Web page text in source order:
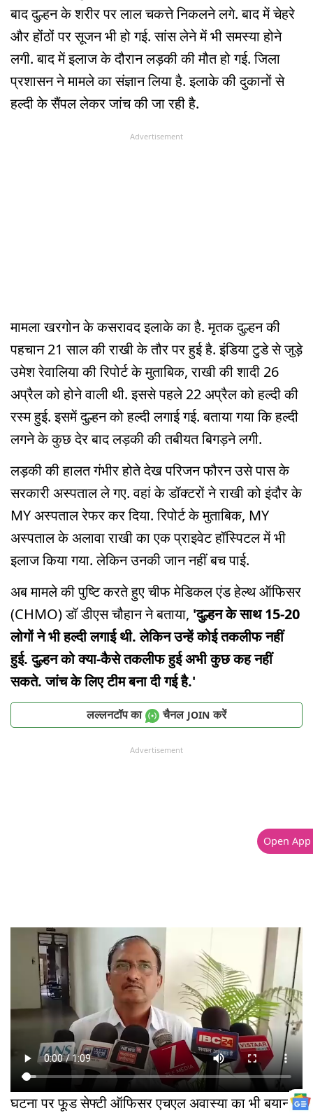
बाद दुल्हन के शरीर पर लाल चकत्ते निकलने लगे. बाद में चेहरे
और होंठों पर सूजन भी हो गई. सांस लेने में भी समस्या होने
लगी. बाद में इलाज के दौरान लड़की की मौत हो गई. जिला
प्रशासन ने मामले का संज्ञान लिया है. इलाके की दुकानों से
हल्दी के सैंपल लेकर जांच की जा रही है.
Advertisement
मामला खरगोन के कसरावद इलाके का है. मृतक दुल्हन की
पहचान 21 साल की राखी के तौर पर हुई है. इंडिया टुडे से जुड़े
उमेश रेवालिया की रिपोर्ट के मुताबिक, राखी की शादी 26
अप्रैल को होने वाली थी. इससे पहले 22 अप्रैल को हल्दी की
रस्म हुई. इसमें दुल्हन को हल्दी लगाई गई. बताया गया कि हल्दी
लगने के कुछ देर बाद लड़की की तबीयत बिगड़ने लगी.
लड़की की हालत गंभीर होते देख परिजन फौरन उसे पास के
सरकारी अस्पताल ले गए. वहां के डॉक्टरों ने राखी को इंदौर के
MY अस्पताल रेफर कर दिया. रिपोर्ट के मुताबिक, MY
अस्पताल के अलावा राखी का एक प्राइवेट हॉस्पिटल में भी
इलाज किया गया. लेकिन उनकी जान नहीं बच पाई.
अब मामले की पुष्टि करते हुए चीफ मेडिकल एंड हेल्थ ऑफिसर
(CHMO) डॉ डीएस चौहान ने बताया, 'दुल्हन के साथ 15-20
लोगों ने भी हल्दी लगाई थी. लेकिन उन्हें कोई तकलीफ नहीं
हुई. दुल्हन को क्या-कैसे तकलीफ हुई अभी कुछ कह नहीं
सकते. जांच के लिए टीम बना दी गई है.'
लल्लनटॉप का चैनल JOIN करें
Advertisement
घटना पर फूड सेफ्टी ऑफिसर एचएल अवास्या का भी बयान
Open App